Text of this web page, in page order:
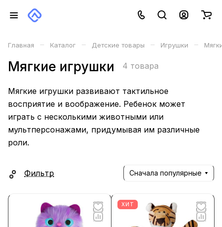
Главная – Каталог – Детские товары – Игрушки –
Мягкие игрушки 4 товара
Мягкие игрушки развивают тактильное
восприятие и воображение. Ребенок может
играть с несколькими животными или
мультперсонажами, придумывая им различные
роли.
Фильтр Сначала популярные
ХИТ